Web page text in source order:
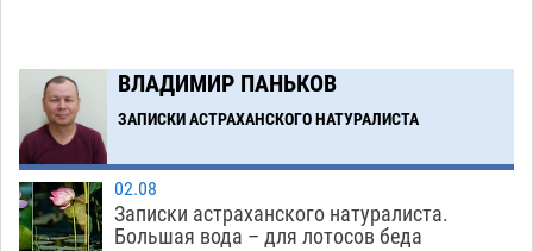
11:58
В Астрахани подросток угнал мотоцикл и
похитил чужие мобильник с банковскими
картами
Загрузить еще
ВЛАДИМИР ПАНЬКОВ
ЗАПИСКИ АСТРАХАНСКОГО НАТУРАЛИСТА
02.08
Записки астраханского натуралиста.
Большая вода – для лотосов беда